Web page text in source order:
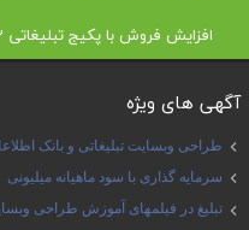
افزایش فروش با پکیج تبلیغاتی 12گانه
آگهی های ویژه
طراحی وبسایت تبلیغاتی و بانک
سرمایه گذاری با سود ماهیانه میلیونی
تبلیغ در فیلمهای آموزش طراحی